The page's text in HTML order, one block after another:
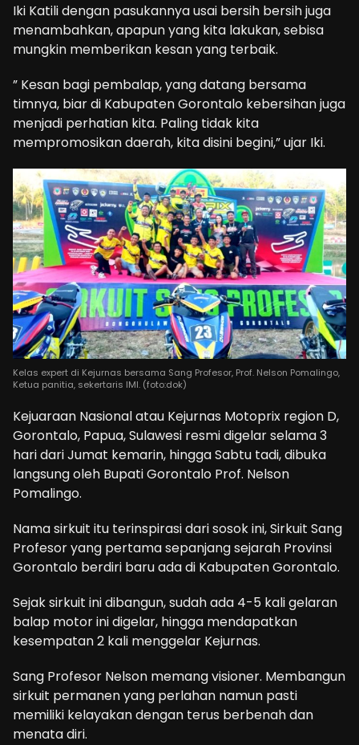
Iki Katili dengan pasukannya usai bersih bersih juga
menambahkan, apapun yang kita lakukan, sebisa
mungkin memberikan kesan yang terbaik.
” Kesan bagi pembalap, yang datang bersama
timnya, biar di Kabupaten Gorontalo kebersihan juga
menjadi perhatian kita. Paling tidak kita
mempromosikan daerah, kita disini begini,” ujar Iki.
Kelas expert di Kejurnas bersama Sang Profesor, Prof. Nelson Pomalingo,
Ketua panitia, sekertaris IMI. (foto:dok)
Kejuaraan Nasional atau Kejurnas Motoprix region D,
Gorontalo, Papua, Sulawesi resmi digelar selama 3
hari dari Jumat kemarin, hingga Sabtu tadi, dibuka
langsung oleh Bupati Gorontalo Prof. Nelson
Pomalingo.
Nama sirkuit itu terinspirasi dari sosok ini, Sirkuit Sang
Profesor yang pertama sepanjang sejarah Provinsi
Gorontalo berdiri baru ada di Kabupaten Gorontalo.
Sejak sirkuit ini dibangun, sudah ada 4-5 kali gelaran
balap motor ini digelar, hingga mendapatkan
kesempatan 2 kali menggelar Kejurnas.
Sang Profesor Nelson memang visioner. Membangun
sirkuit permanen yang perlahan namun pasti
memiliki kelayakan dengan terus berbenah dan
menata diri.